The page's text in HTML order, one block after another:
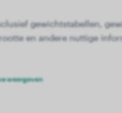
gewichtstabellen,
en andere nuttige
weergeven